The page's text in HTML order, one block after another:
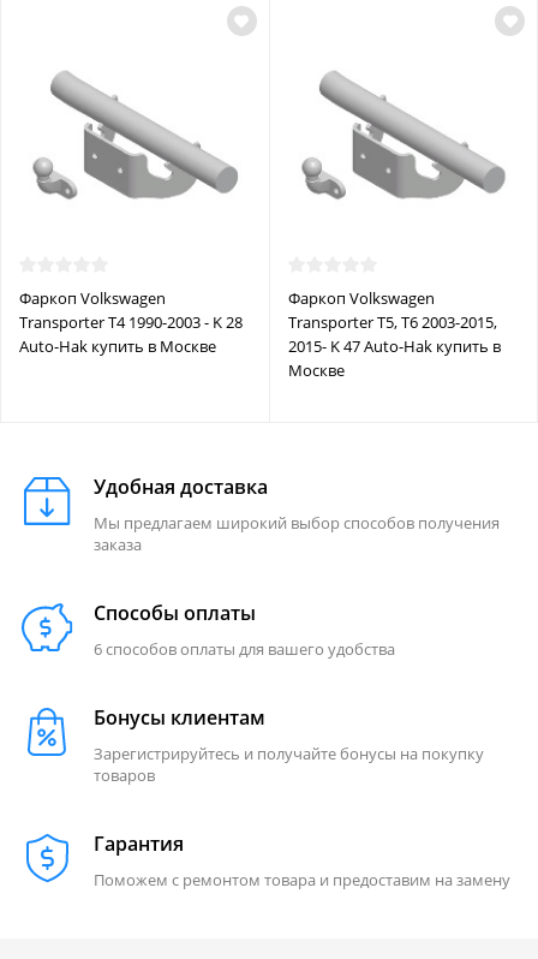
Фаркоп Volkswagen
Transporter T4 1990-2003 - K 28
Auto-Hak купить в Москве
Фаркоп Volkswagen
Transporter T5, T6 2003-2015,
2015- K 47 Auto-Hak купить в
Москве
Удобная доставка
Мы предлагаем широкий выбор способов получения
заказа
Способы оплаты
6 способов оплаты для вашего удобства
Бонусы клиентам
Зарегистрируйтесь и получайте бонусы на покупку
товаров
Гарантия
Поможем с ремонтом товара и предоставим на замену